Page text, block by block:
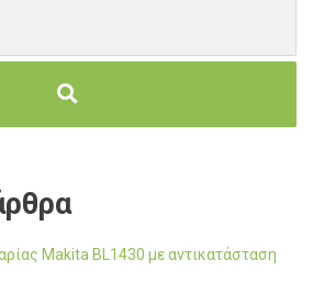
Makita BL1430 με αντικατάσταση